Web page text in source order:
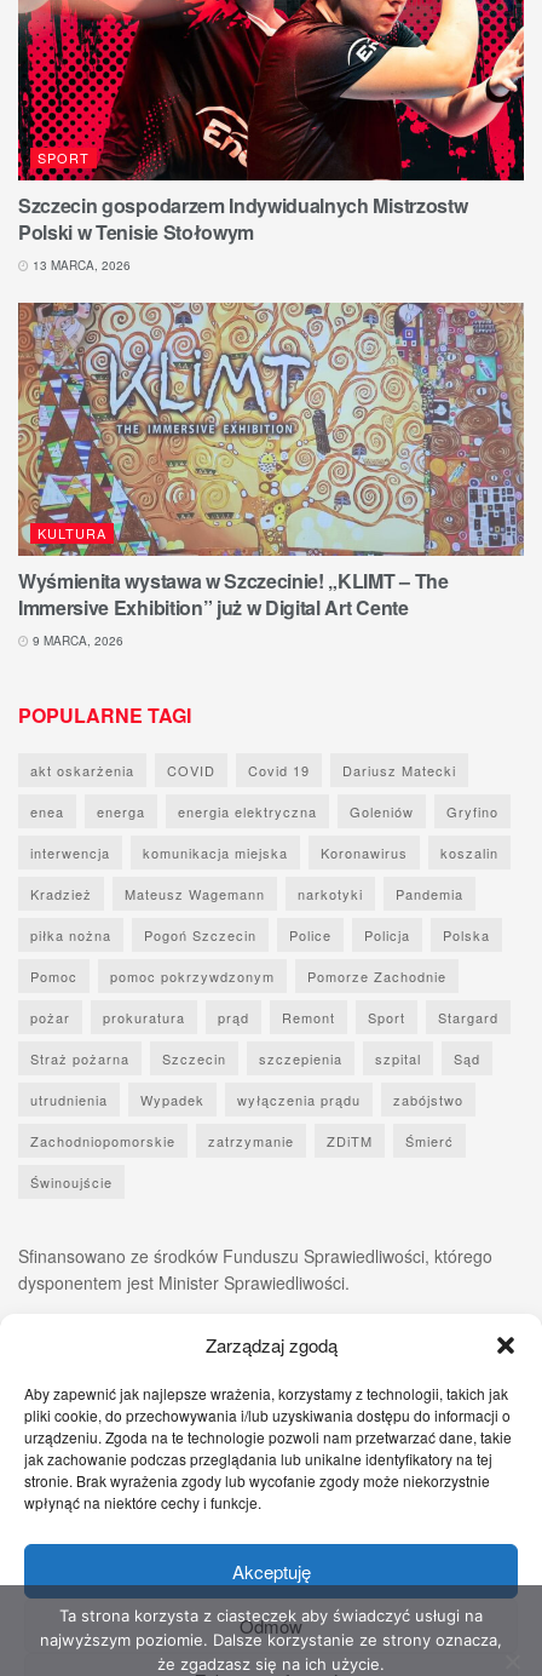
Zarządzaj zgodą
Aby zapewnić jak najlepsze wrażenia, korzystamy z technologii, takich jak
pliki cookie, do przechowywania i/lub uzyskiwania dostępu do informacji o
urządzeniu. Zgoda na te technologie pozwoli nam przetwarzać dane, takie
jak zachowanie podczas przeglądania lub unikalne identyfikatory na tej
stronie. Brak wyrażenia zgody lub wycofanie zgody może niekorzystnie
wpłynąć na niektóre cechy i funkcje.
Akceptuję
Odmów
SPORT
Szczecin gospodarzem Indywidualnych Mistrzostw
Polski w Tenisie Stołowym
13 MARCA, 2026
KULTURA
Wyśmienita wystawa w Szczecinie! „KLIMT – The
Immersive Exhibition” już w Digital Art Cente
9 MARCA, 2026
POPULARNE TAGI
akt oskarżenia COVID Covid 19 Dariusz Matecki
enea energa energia elektryczna Goleniów Gryfino
interwencja komunikacja miejska Koronawirus koszalin
Kradzież Mateusz Wagemann narkotyki Pandemia
piłka nożna Pogoń Szczecin Police Policja Polska
Pomoc pomoc pokrzywdzonym Pomorze Zachodnie
pożar prokuratura prąd Remont Sport Stargard
Straż pożarna Szczecin szczepienia szpital Sąd
utrudnienia Wypadek wyłączenia prądu zabójstwo
Zachodniopomorskie zatrzymanie ZDiTM Śmierć
Świnoujście
Sfinansowano ze środków Funduszu Sprawiedliwości, którego
dysponentem jest Minister Sprawiedliwości.
Zgłoś nam! Szczecińskie Wiadomości Sport
Zdrowie
Prawo
Pomoc Prawna Kontakt
Copyright © 2022 Stowarzyszenie Przyjaciół Zdrowia - Wszelkie prawa
Ta strona korzysta z ciasteczek aby świadczyć usługi na
najwyższym poziomie. Dalsze korzystanie ze strony oznacza,
że zgadzasz się na ich użycie.